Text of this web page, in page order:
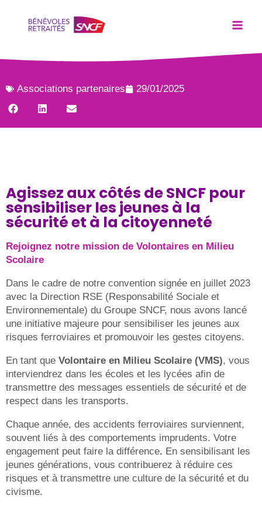
Associations partenaires 29/01/2025
Agissez aux côtés de SNCF pour
sensibiliser les jeunes à la
sécurité et à la citoyenneté
Rejoignez notre mission de Volontaires en Milieu
Scolaire
Dans le cadre de notre convention signée en juillet 2023
avec la Direction RSE (Responsabilité Sociale et
Environnementale) du Groupe SNCF, nous avons lancé
une initiative majeure pour sensibiliser les jeunes aux
risques ferroviaires et promouvoir les gestes citoyens.
En tant que Volontaire en Milieu Scolaire (VMS), vous
interviendrez dans les écoles et les lycées afin de
transmettre des messages essentiels de sécurité et de
respect dans les transports.
Chaque année, des accidents ferroviaires surviennent,
souvent liés à des comportements imprudents. Votre
engagement peut faire la différence. En sensibilisant les
jeunes générations, vous contribuerez à réduire ces
risques et à transmettre une culture de la sécurité et du
civisme.